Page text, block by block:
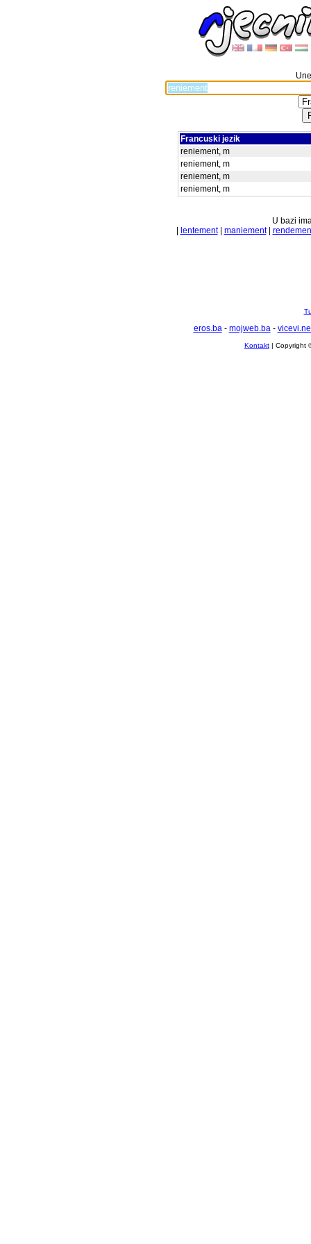
Francuski jezik
reniement, m
reniement, m
reniement, m
reniement, m
U bazi
lentement| maniement|
eros.ba- mojweb.ba-
Kontakt | Copyright